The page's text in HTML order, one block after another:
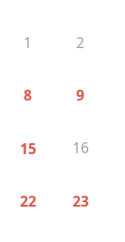
1 2
8 9
15 16
22 23